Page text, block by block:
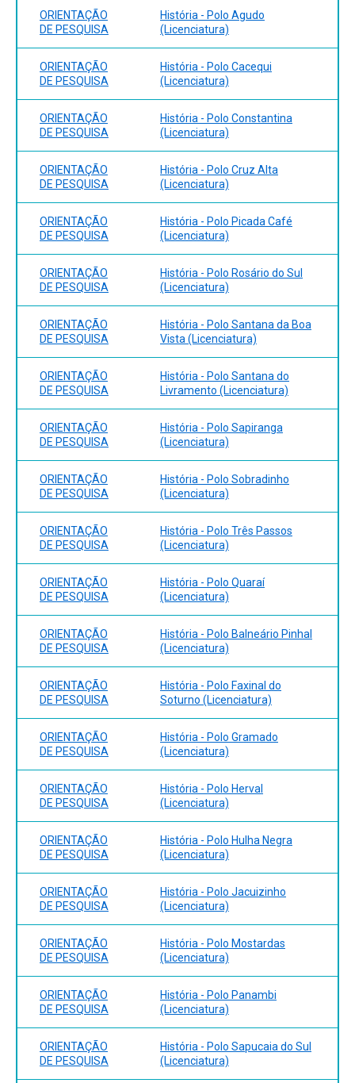
por Renato Aguiar. Rio de Janeiro: Civilização Brasileira,
2003. HALL, Stuart. A Identidade Cultural na Pós-
Modernidade. DP&ª Rio de Janeiro, 1997. PERROT,
Michelle. Os Excluídos da História – Operários, mulheres e
prisioneiros. Paz e Terra. São Paulo.1988.
Bibliografia Complementar:
BASSANEZI, Carla (orgs). História das Mulheres no Brasil.
Dominação Masculina. Rio de Janeiro: Bertrand Brasil,
1999. FOUCAULT, Michel. Microfísica do Poder. Ed. Graal.
Rio de Janeiro. 1988. PERROT, Michelle. Minha história das
mulheres. São Paulo. Contexto, 2008. PORTER, Roy.
História do Corpo. In.: BURKE, Peter. A Escrita da História.
Novas Perspectivas. UNESP. São Paulo. 1992.
ORIENTAÇÃO
DE PESQUISA
História - Polo Agudo
(Licenciatura)
ORIENTAÇÃO
DE PESQUISA
História - Polo Cacequi
(Licenciatura)
ORIENTAÇÃO
DE PESQUISA
História - Polo Constantina
(Licenciatura)
ORIENTAÇÃO
DE PESQUISA
História - Polo Cruz Alta
(Licenciatura)
ORIENTAÇÃO
DE PESQUISA
História - Polo Picada Café
(Licenciatura)
ORIENTAÇÃO
DE PESQUISA
História - Polo Rosário do Sul
(Licenciatura)
ORIENTAÇÃO
DE PESQUISA
História - Polo Santana da Boa
Vista (Licenciatura)
ORIENTAÇÃO
DE PESQUISA
História - Polo Santana do
Livramento (Licenciatura)
ORIENTAÇÃO
DE PESQUISA
História - Polo Sapiranga
(Licenciatura)
ORIENTAÇÃO
DE PESQUISA
História - Polo Sobradinho
(Licenciatura)
ORIENTAÇÃO
DE PESQUISA
História - Polo Três Passos
(Licenciatura)
ORIENTAÇÃO
DE PESQUISA
História - Polo Quaraí
(Licenciatura)
ORIENTAÇÃO
DE PESQUISA
História - Polo Balneário Pinhal
(Licenciatura)
ORIENTAÇÃO
DE PESQUISA
História - Polo Faxinal do
Soturno (Licenciatura)
ORIENTAÇÃO
DE PESQUISA
História - Polo Gramado
(Licenciatura)
ORIENTAÇÃO
DE PESQUISA
História - Polo Herval
(Licenciatura)
ORIENTAÇÃO
DE PESQUISA
História - Polo Hulha Negra
(Licenciatura)
ORIENTAÇÃO
DE PESQUISA
História - Polo Jacuizinho
(Licenciatura)
ORIENTAÇÃO
DE PESQUISA
História - Polo Mostardas
(Licenciatura)
ORIENTAÇÃO
DE PESQUISA
História - Polo Panambi
(Licenciatura)
ORIENTAÇÃO
DE PESQUISA
História - Polo Sapucaia do Sul
(Licenciatura)